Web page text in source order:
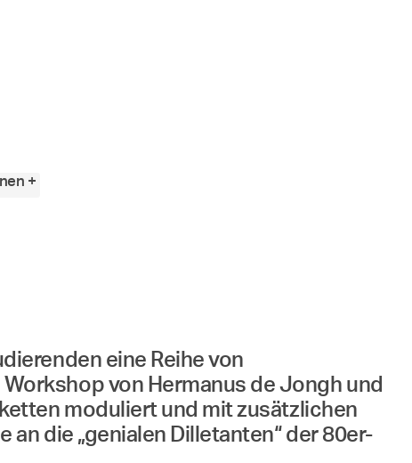
+
eine Reihe von
von Hermanus de Jongh und
moduliert und mit zusätzlichen
die „genialen Dilletanten“ der 80er-